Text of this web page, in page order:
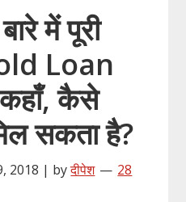
में पूरी
Loan
कैसे
सकता है?
2018 | byदीपेश
28